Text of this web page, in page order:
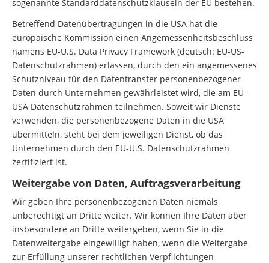
sogenannte Standarddatenschutzklauseln der EU bestehen.
Betreffend Datenübertragungen in die USA hat die
europäische Kommission einen Angemessenheitsbeschluss
namens EU-U.S. Data Privacy Framework (deutsch: EU-US-
Datenschutzrahmen) erlassen, durch den ein angemessenes
Schutzniveau für den Datentransfer personenbezogener
Daten durch Unternehmen gewährleistet wird, die am EU-
USA Datenschutzrahmen teilnehmen. Soweit wir Dienste
verwenden, die personenbezogene Daten in die USA
übermitteln, steht bei dem jeweiligen Dienst, ob das
Unternehmen durch den EU-U.S. Datenschutzrahmen
zertifiziert ist.
Weitergabe von Daten, Auftragsverarbeitung
Wir geben Ihre personenbezogenen Daten niemals
unberechtigt an Dritte weiter. Wir können Ihre Daten aber
insbesondere an Dritte weitergeben, wenn Sie in die
Datenweitergabe eingewilligt haben, wenn die Weitergabe
zur Erfüllung unserer rechtlichen Verpflichtungen